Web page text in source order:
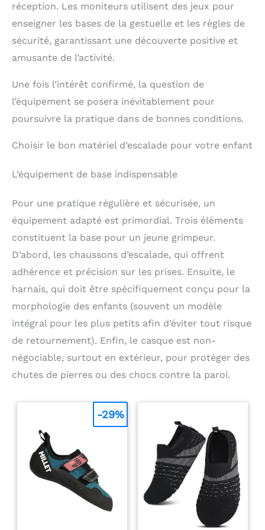
réception. Les moniteurs utilisent des jeux pour
enseigner les bases de la gestuelle et les règles de
sécurité, garantissant une découverte positive et
amusante de l’activité.
Une fois l’intérêt confirmé, la question de
l’équipement se posera inévitablement pour
poursuivre la pratique dans de bonnes conditions.
Choisir le bon matériel d’escalade pour votre enfant
L’équipement de base indispensable
Pour une pratique régulière et sécurisée, un
équipement adapté est primordial. Trois éléments
constituent la base pour un jeune grimpeur.
D’abord, les chaussons d’escalade, qui offrent
adhérence et précision sur les prises. Ensuite, le
harnais, qui doit être spécifiquement conçu pour la
morphologie des enfants (souvent un modèle
intégral pour les plus petits afin d’éviter tout risque
de retournement). Enfin, le casque est non-
négociable, surtout en extérieur, pour protéger des
chutes de pierres ou des chocs contre la paroi.
-29%